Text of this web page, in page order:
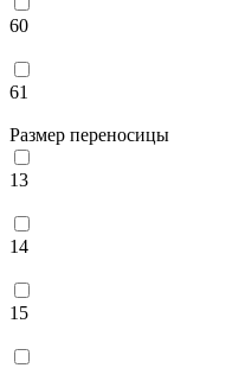
60
61
Размер переносицы
13
14
15